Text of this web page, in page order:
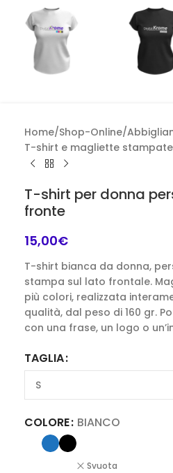
Home/Shop-Online/
T-shirt e magliette stampate
T-shirt per donna
fronte
15,00€
T-shirt bianca da donna,
stampa sul lato frontale.
più colori, realizzata
qualità, dal peso di 160 gr.
con una frase, un logo o
TAGLIA
COLORE BIANCO
Svuota